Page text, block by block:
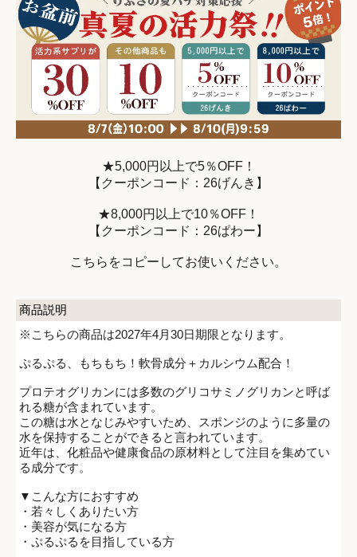
★5,000円以上で5％OFF！
【クーポンコード：26げんき】
★8,000円以上で10％OFF！
【クーポンコード：26ぱわー】
こちらをコピーしてお使いください。
商品説明
※こちらの商品は2027年4月30日期限となります。
ぷるぷる、もちもち！軟骨成分＋カルシウム配合！
プロテオグリカンには多数のグリコサミノグリカンと呼ば
れる糖が含まれています。
この糖は水となじみやすいため、スポンジのように多量の
水を保持することができると言われています。
近年は、化粧品や健康食品の原材料として注目を集めてい
る成分です。
▼こんな方におすすめ
・若々しくありたい方
・美容が気になる方
・ぷるぷるを目指している方